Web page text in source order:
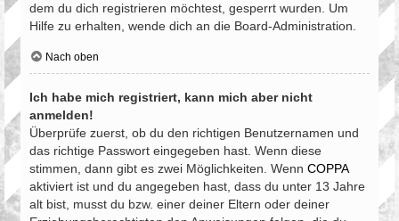
dem du dich registrieren möchtest, gesperrt wurden. Um
Hilfe zu erhalten, wende dich an die Board-Administration.
Nach oben
Ich habe mich registriert, kann mich aber nicht
anmelden!
Überprüfe zuerst, ob du den richtigen Benutzernamen und
das richtige Passwort eingegeben hast. Wenn diese
stimmen, dann gibt es zwei Möglichkeiten. Wenn COPPA
aktiviert ist und du angegeben hast, dass du unter 13 Jahre
alt bist, musst du bzw. einer deiner Eltern oder deiner